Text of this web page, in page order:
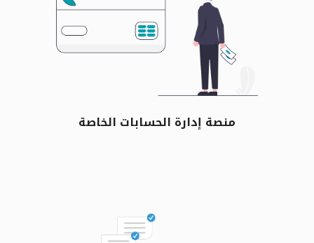
منصة إدارة الحسابات الخاصة